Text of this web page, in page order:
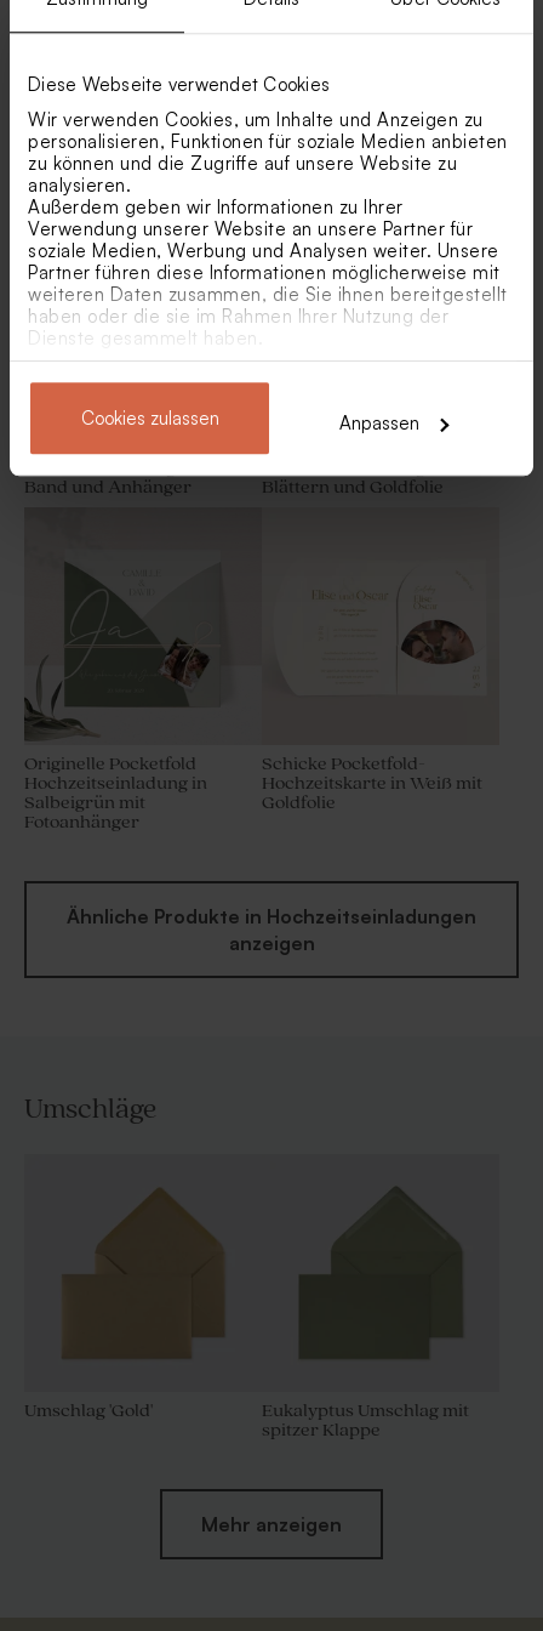
Diese Webseite verwendet Cookies
Wir verwenden Cookies, um Inhalte und Anzeigen zu
personalisieren, Funktionen für soziale Medien anbieten
zu können und die Zugriffe auf unsere Website zu
analysieren.
Außerdem geben wir Informationen zu Ihrer
Verwendung unserer Website an unsere Partner für
soziale Medien, Werbung und Analysen weiter. Unsere
Partner führen diese Informationen möglicherweise mit
weiteren Daten zusammen, die Sie ihnen bereitgestellt
haben oder die sie im Rahmen Ihrer Nutzung der
Dienste gesammelt haben.
Cookies zulassen Anpassen
Tischkarte mit Blättern
Pappuntersetzer mit Namen
Neu
mit Namen und zarten
Badesalz als Gastgeschenk
Elegante
Hochzeitseinladung mit
Olivenblättern und
Veredelung
Bogenförmige
Hochzeitseinladung mit
Olivenzweig und Veredelung
Hochzeitskarte in
Band und Anhänger
Elegante
Blättern und Goldfolie
Originelle Pocketfold
Hochzeitseinladung in
Salbeigrün mit
Fotoanhänger
Schicke Pocketfold-
Hochzeitskarte in Weiß mit
Goldfolie
Ähnliche Produkte in Hochzeitseinladungen
anzeigen
Umschläge
Umschlag 'Gold'
Eukalyptus Umschlag mit
spitzer Klappe
Mehr anzeigen